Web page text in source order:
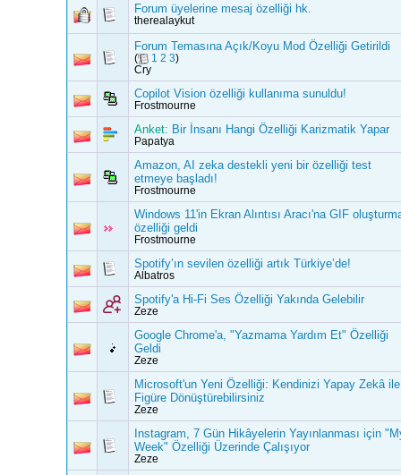
Forum üyelerine mesaj özelliği hk.
therealaykut
Forum Temasına Açık/Koyu Mod Özelliği Getirildi
( 1 2 3)
Cry
Copilot Vision özelliği kullanıma sunuldu!
Frostmourne
Anket: Bir İnsanı Hangi Özelliği Karizmatik Yapar
Papatya
Amazon, AI zeka destekli yeni bir özelliği test
etmeye başladı!
Frostmourne
Windows 11'in Ekran Alıntısı Aracı'na GIF
özelliği geldi
Frostmourne
Spotify’ın sevilen özelliği artık Türkiye’de!
Albatros
Spotify'a Hi-Fi Ses Özelliği Yakında Gelebilir
Zeze
Google Chrome'a, "Yazmama Yardım Et" Özelliği
Geldi
Zeze
Microsoft'un Yeni Özelliği: Kendinizi Yapay Zekâ ile
Figüre Dönüştürebilirsiniz
Zeze
Instagram, 7 Gün Hikâyelerin Yayınlanması için
Week" Özelliği Üzerinde Çalışıyor
Zeze